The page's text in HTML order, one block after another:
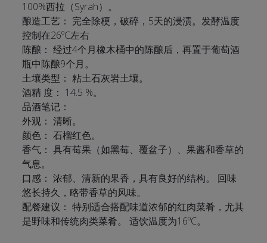
100%西拉（Syrah）。
酿造工艺： 完全除梗，破碎，5天的浸渍。发酵温度
控制在26ºC左右
陈酿： 经过4个月橡木桶中的陈酿后，再置于葡萄酒
瓶中陈酿9个月。
土壤类型： 粘土石灰岩土壤。
酒精 度： 14.5 %。
品酒笔记：
外观： 清晰。
颜色： 石榴红色。
香气： 具有莓果（如黑莓、覆盆子）、果酱和香草的
气息。
口感： 浓郁、清新的果香，具有良好的结构。 回味
悠长持久，略带香草的风味。
配餐建议： 特别适合搭配味道浓郁的红肉菜肴，尤其
是野味和传统肉类菜肴。 适饮温度为16ºC。